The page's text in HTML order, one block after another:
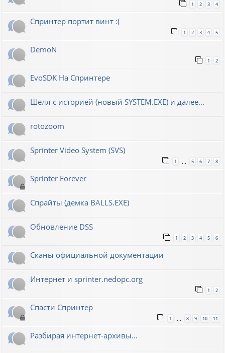
1 2 3 4
Спринтер портит винт :(
1 2 3 4 5
DemoN
1 2
EvoSDK На Спринтере
Шелл с историей (новый SYSTEM.EXE) и далее...
rotozoom
Sprinter Video System (SVS)
1 … 5 6 7 8
Sprinter Forever
Спрайты (демка BALLS.EXE)
Обновление DSS
1 2 3 4 5 6
Сканы официальной документации
Интернет и sprinter.nedopc.org
1 2
Спасти Спринтер
1 … 8 9 10 11
Разбирая интернет-архивы...